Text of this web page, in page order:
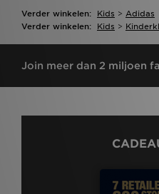
Verder winkelen: Kids > Adidas
Verder winkelen:
Kids >
Join meer dan 2 miljoen